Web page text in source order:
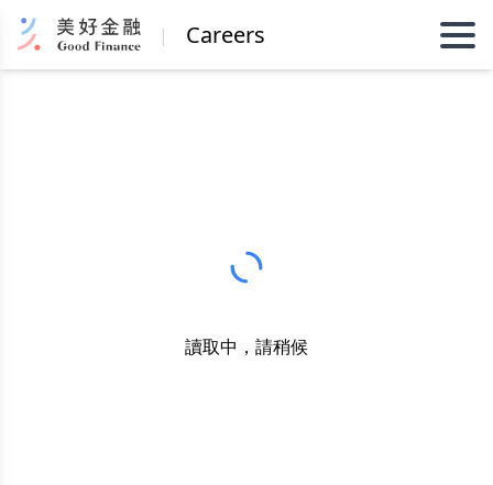
| Careers
讀取中，請稍候